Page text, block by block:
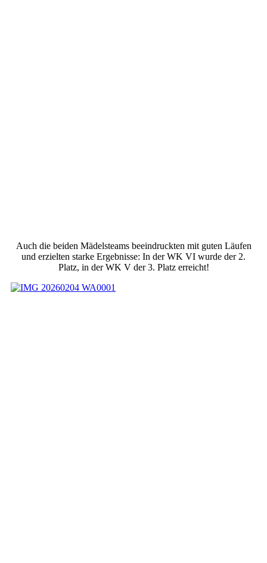
Auch die beiden Mädelsteams beeindruckten mit guten Läufen
und erzielten starke Ergebnisse: In der WK VI wurde der 2.
Platz, in der WK V der 3. Platz erreicht!